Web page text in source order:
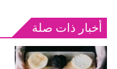
أخبار ذات صلة